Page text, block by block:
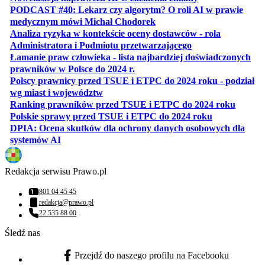
PODCAST #40: Lekarz czy algorytm? O roli AI w prawie
medycznym mówi Michał Chodorekotwiera się w nowej karcie
Analiza ryzyka w kontekście oceny dostawców - rola
Administratora i Podmiotu przetwarzającegootwiera się w
Łamanie praw człowieka - lista najbardziej doświadczonych
prawników w Polsce do 2024 r.
Polscy prawnicy przed TSUE i ETPC do 2024 roku - podział
wg miast i województwotwiera się w nowej karcie
Ranking prawników przed TSUE i ETPC do 2024 roku
Polskie sprawy przed TSUE i ETPC do 2024 roku
DPIA: Ocena skutków dla ochrony danych osobowych dla
systemów AIotwiera się w nowej karcie
Redakcja serwisu Prawo.pl
Numer telefonu:
801 04 45 45
Adres email:
redakcja@prawo.pl
Numer telefonu:
22 535 88 00
Śledź nas
facebook - otwiera się w nowej karcie
Przejdź do naszego profilu na Facebooku